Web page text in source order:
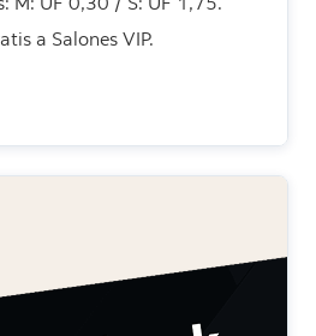
a Salones VIP.